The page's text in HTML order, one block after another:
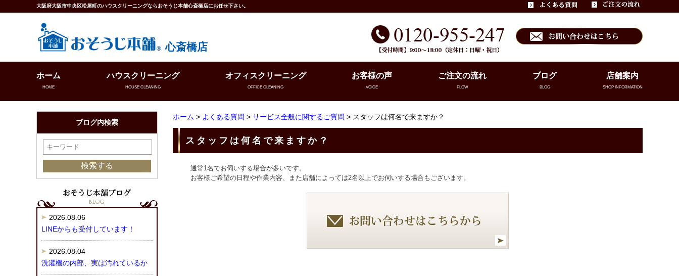
大阪府大阪市中央区松屋町のハウスクリーニングならおそうじ本舗心斎橋店にお任せ下さい。
心斎橋店
ホーム
HOME
ハウスクリーニング
HOUSE CLEANING
オフィスクリーニング
OFFICE CLEANING
お客様の声
VOICE
ご注文の流れ
FLOW
ブログ
BLOG
店舗案内
SHOP INFORMATION
ホーム > よくある質問 > サービス全般に関するご質問 > スタッフは何名で来ますか？
スタッフは何名で来ますか？
通常1名でお伺いする場合が多いです。
お客様ご希望の日程や作業内容、また店舗によっては2名以上でお伺いする場合もございます。
ブログ内検索
2026.08.06
LINEからも受付しています！
2026.08.04
洗濯機の内部、実は汚れているか